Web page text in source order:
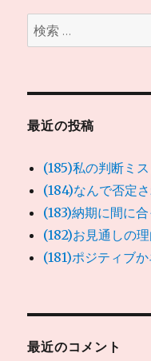
ン
検
索:
最近の投稿
(185)私の判断ミ
(184)なんで否定
(183)納期に間に
(182)お見通しの
(181)ポジティブ
最近のコメント